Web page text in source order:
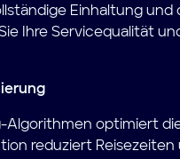
Einhaltung und
Ihre Servicequalität
optimiert
reduziert